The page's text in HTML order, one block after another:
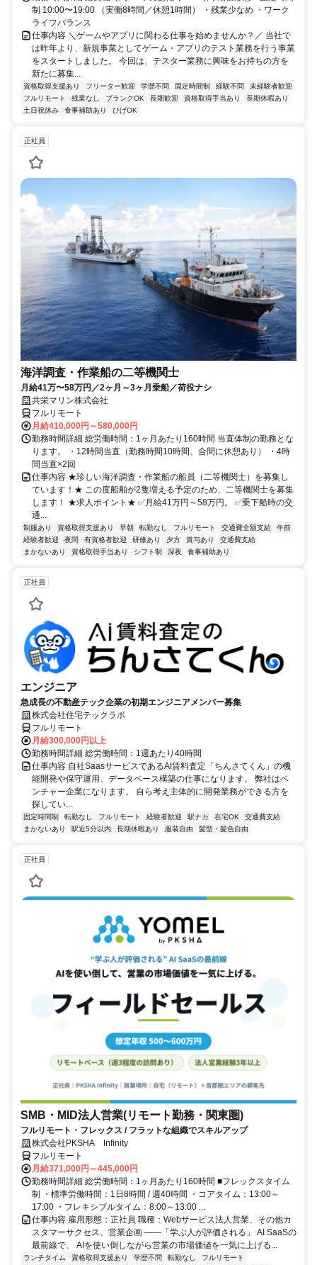
制 10:00〜19:00 （実働8時間／休憩1時間） ・残業少なめ ・ワーク
ライフバランス
仕事内容 ＼ゲームやアプリに関わる仕事を始めませんか？／ 当社で
は昨年より、新規事業としてゲーム・アプリのテスト業務を行う事業
をスタートしました。 今回は、テスター業務に興味をお持ちの方を
新たに募集...
資格取得支援あり フリーター歓迎 学歴不問 固定時間制 経験不問
未経験者歓迎
フルリモート
残業なし ブランクOK 長期歓迎 資格取得手当あり
長期休暇あり
土日祝休み
食事補助あり ひげOK
正社員
海洋調査・作業船の二等機関士
月給41万〜58万円／2ヶ月～3ヶ月乗船／荷役ナシ
共栄マリン株式会社
フルリモート
月給410,000円～580,000円
勤務時間詳細 総労働時間：1ヶ月あたり160時間 当直体制の勤務とな
ります。 ・12時間当直（勤務時間10時間、合間に休憩あり） ・4時
間当直×2回
仕事内容 ★珍しい海洋調査・作業船の船員（二等機関士）を募集し
ています！★ この度船舶が2隻増える予定のため、二等機関士を募集
します！ ★求人ポイント★ ✅月給41万円～58万円。 ✅乗下船時の交
通...
制服あり 資格取得支援あり 早朝 転勤なし フルリモート 交通費全額支給
午前
経験者歓迎
夜間 有資格者歓迎 研修あり 夕方 賞与あり
交通費支給
まかないあり
資格取得手当あり シフト制 深夜 食事補助あり
正社員
エンジニア
急成長の不動産テック企業の初期エンジニアメンバー募集
株式会社住宅テックラボ
フルリモート
月給300,000円以上
勤務時間詳細 総労働時間：1週あたり40時間
仕事内容 自社SaasサービスであるAI賃料査定「ちんさてくん」の機
能開発や保守運用、データベース構築の仕事になります。 弊社はベ
ンチャー企業になります。 自ら考え主体的に開発業務ができる方を
探してい...
固定時間制 転勤なし フルリモート 経験者歓迎 駅ナカ 在宅OK
交通費支給
まかないあり
駅近5分以内 長期休暇あり 服装自由 髪型・髪色自由
正社員
SMB・MID法人営業(リモート勤務・関東圏)
フルリモート・フレックス / フラットな組織でスキルアップ
株式会社PKSHA Infinity
フルリモート
月給371,000円～445,000円
勤務時間詳細 総労働時間：1ヶ月あたり160時間 ■フレックスタイム
制 ・標準労働時間：1日8時間 / 週40時間 ・コアタイム：13:00～
17:00 ・フレキシブルタイム：8:00～13:00 ...
仕事内容 雇用形態：正社員 職種：Webサービス法人営業、その他カ
スタマーサクセス、営業企画 ――「学ぶ人が評価される」 AI SaaSの
最前線で、 AIを使い倒しながら営業の市場価値を一気に上げる...
ランチタイム 資格取得支援あり 学歴不問 転勤なし
フルリモート